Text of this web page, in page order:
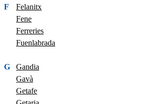
F
Felanitx
Fene
Ferreries
Fuenlabrada
G
Gandia
Gavà
Getafe